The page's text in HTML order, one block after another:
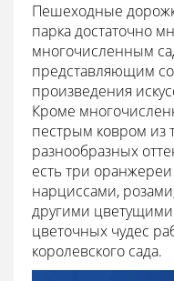
Пешеходные
парка достаточно
многочисленным
представляющим
произведения
Кроме
пестрым ковром из
разнообразных
есть три
нарциссами,
другими
цветочных чудес
королевского сада.